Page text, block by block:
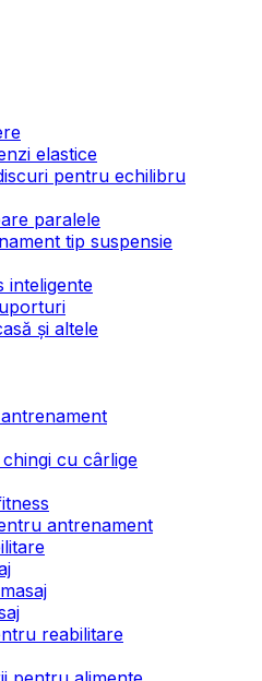
elastice
pentru echilibru
paralele
tip suspensie
inteligente
și altele
cu cârlige
antrenament
reabilitare